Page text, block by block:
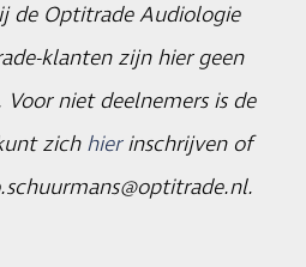
de Optitrade Audiologie
klanten zijn hier geen
niet deelnemers is de
zich hierinschrijven of